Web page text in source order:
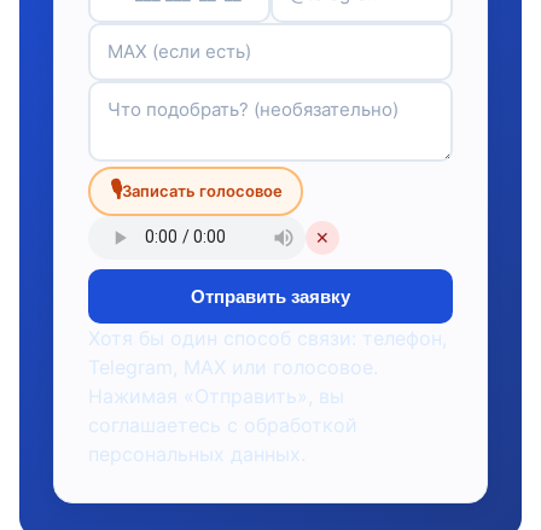
🎙Записать голосовое
✕
Отправить заявку
Хотя бы один способ связи: телефон,
Telegram, MAX или голосовое.
Нажимая «Отправить», вы
соглашаетесь с обработкой
персональных данных.